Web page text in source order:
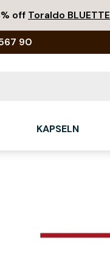
off Toraldo BLUETTE
90
KAPSELN